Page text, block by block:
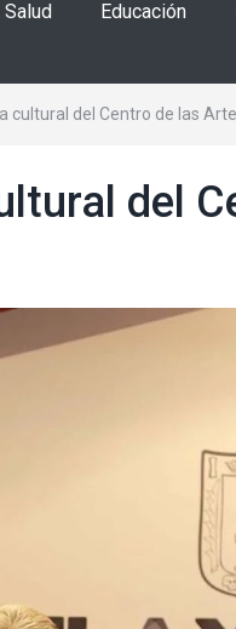
Salud Educación
cultural del Centro de las
del